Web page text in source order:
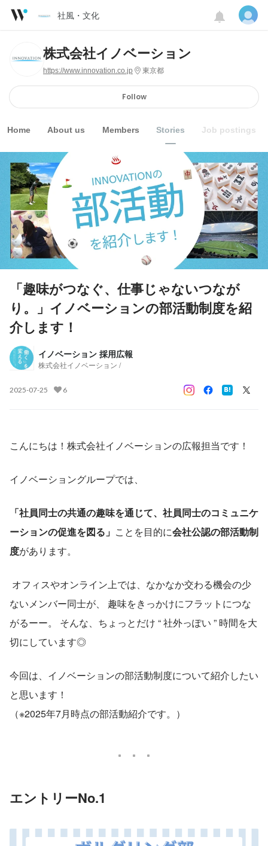
社風・文化
株式会社イノベーション
https://www.innovation.co.jp 東京都
Follow
Home About us Members Stories Job postings
「趣味がつなぐ、仕事じゃないつなが
り。」イノベーションの部活動制度を紹
介します！
イノベーション 採用広報
株式会社イノベーション /
2025-07-25 6
こんにちは！株式会社イノベーションの広報担当です！
イノベーショングループでは、
「社員同士の共通の趣味を通じて、社員同士のコミュニケ
ーションの促進を図る」 ことを目的に会社公認の部活動制
度があります。
オフィスやオンライン上では、なかなか交わる機会の少
ないメンバー同士が、 趣味をきっかけにフラットにつな
がるーー。 そんな、ちょっとだけ “ 社外っぽい ” 時間を大
切にしています◎
今回は、イノベーションの部活動制度について紹介したい
と思います！
（※2025年7月時点の部活動紹介です。）
エントリーNo.1